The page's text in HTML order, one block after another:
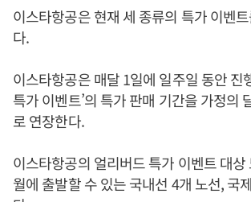
이스타항공은 현재 세 종류의 특가 이벤
다.
이스타항공은 매달 1일에 일주일 동안 진
특가 이벤트’의 특가 판매 기간을 가정의
로 연장한다.
이스타항공의 얼리버드 특가 이벤트 대
월에 출발할 수 있는 국내선 4개 노선, 국